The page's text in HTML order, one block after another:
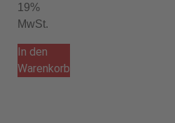
19%
MwSt.
In den
Warenkorb